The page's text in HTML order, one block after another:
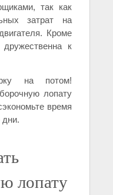
так как
затрат на
Кроме
к
на потом!
лопату
время
лопату